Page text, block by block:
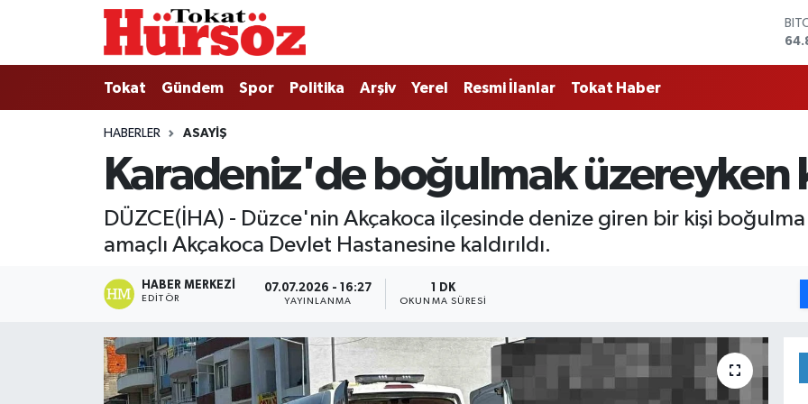
Tokat Gündem Spor Politika Arşiv Yerel Resmi İlanlar Tokat Haber
HABERLER ASAYIŞ
Karadeniz'de boğulmak üzereyken
DÜZCE(İHA) - Düzce'nin Akçakoca ilçesinde denize giren bir kişi
amaçlı Akçakoca Devlet Hastanesine kaldırıldı.
HABER MERKEZI
EDITÖR
07.07.2026 - 16:27
YAYINLANMA
1 DK
OKUNMA SÜRESI
Tokat
Türkiye Gündemi
Gündem
Politika
Tokat Spor
Nöbetçi Eczaneler
Hava Durumu
Tokat Namaz Vakitleri
Trafik Durumu
Süper Lig Puan Durumu ve Fikstür
Tüm Manşetler
Son Dakika Haberleri
Haber Arşivi